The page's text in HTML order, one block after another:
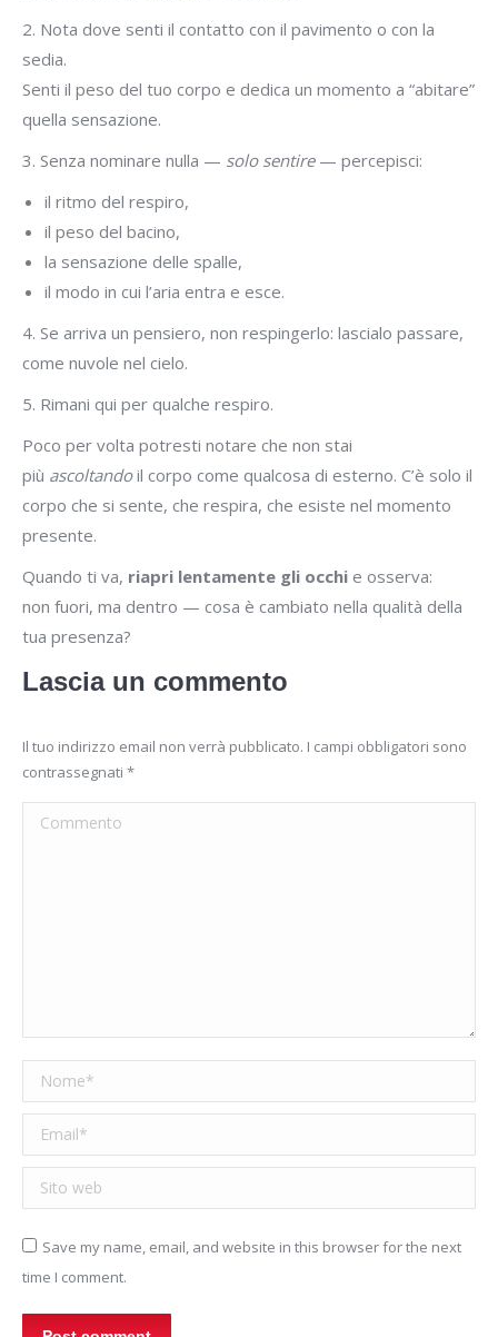
2. Nota dove senti il contatto con il pavimento o con la
sedia.
Senti il peso del tuo corpo e dedica un momento a “abitare”
quella sensazione.
3. Senza nominare nulla — solo sentire— percepisci:
il ritmo del respiro,
il peso del bacino,
la sensazione delle spalle,
il modo in cui l’aria entra e esce.
4. Se arriva un pensiero, non respingerlo: lascialo passare,
come nuvole nel cielo.
5. Rimani qui per qualche respiro.
Poco per volta potresti notare che non stai
più ascoltandoil corpo come qualcosa di esterno. C’è solo il
corpo che si sente, che respira, che esiste nel momento
presente.
Quando ti va, riapri lentamente gli occhi e osserva:
non fuori, ma dentro — cosa è cambiato nella qualità della
tua presenza?
Lascia un commento
Il tuo indirizzo email non verrà pubblicato. I campi obbligatori sono
contrassegnati *
Commento
Nome *
Email *
Sito web
Save my name, email, and website in this browser for the next
time I comment.